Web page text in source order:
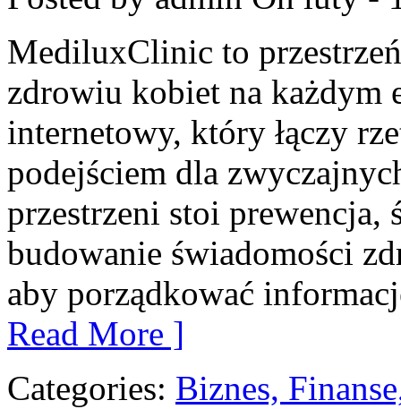
MediluxClinic to
zdrowiu kobiet na każdym
internetowy, który łączy
podejściem dla
przestrzeni stoi prewencja,
budowanie świadomości
aby porządkować
Read More ]
Categories: Biznes,